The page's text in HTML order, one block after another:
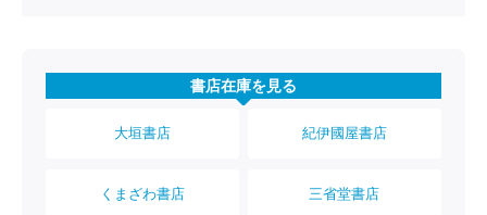
書店在庫を見る
大垣書店 紀伊國屋書店
くまざわ書店 三省堂書店